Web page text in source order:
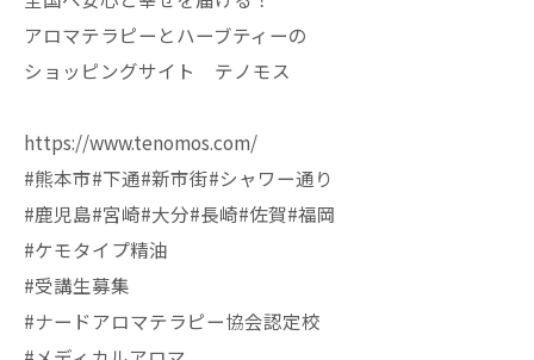
アロマテラピーとハーブティーの
ショッピングサイト テノモス
https://www.tenomos.com/
#熊本市#下通#新市街#シャワー通り
#鹿児島#宮崎#大分#長崎#佐賀#福岡
#ケモタイプ精油
#受講生募集
#ナードアロマテラピー協会認定校